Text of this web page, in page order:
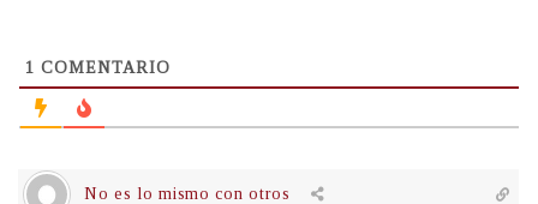
1 COMENTARIO
No es lo mismo con otros